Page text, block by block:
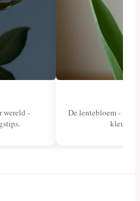
wereld -
De lentebloem - lees
kleuren